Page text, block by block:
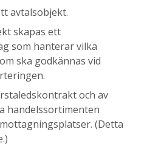
avtalsobjekt.
skapas ett
som hanterar vilka
ska godkännas vid
och av
handelssortimenten
(Detta